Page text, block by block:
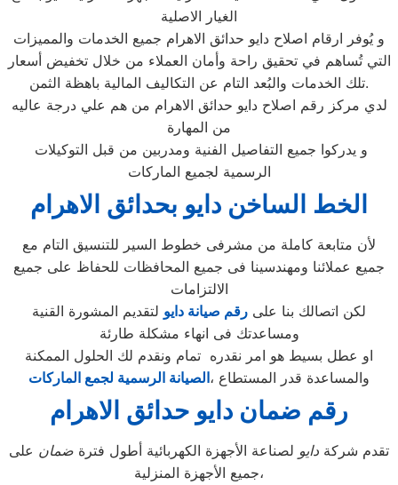
الغيار الاصلية
و يُوفر ارقام اصلاح دايو حدائق الاهرام جميع الخدمات والمميزات
التي تُساهم في تحقيق راحة وأمان العملاء من خلال تخفيض أسعار
تلك الخدمات والبُعد التام عن التكاليف المالية باهظة الثمن.
لدي مركز رقم اصلاح دايو حدائق الاهرام من هم علي درجة عاليه
من المهارة
الرسمية لجميع الماركات
الخط الساخن دايو بحدائق الاهرام
لأن متابعة كاملة من مشرفى خطوط السير للتنسيق التام مع
جميع عملائنا ومهندسينا فى جميع المحافظات للحفاظ على جميع
الالتزامات
لكن اتصالك بنا على رقم صيانة دايو لتقديم المشورة القنية
ومساعدتك فى انهاء مشكلة طارئة
او عطل بسيط هو امر نقدره تمام ونقدم لك الحلول الممكنة
والمساعدة قدر المستطاع ،الصيانة الرسمية لجمع الماركات
رقم ضمان دايو حدائق الاهرام
تقدم شركة دايو لصناعة الأجهزة الكهربائية أطول فترة ضمان على
جميع الأجهزة المنزلية،